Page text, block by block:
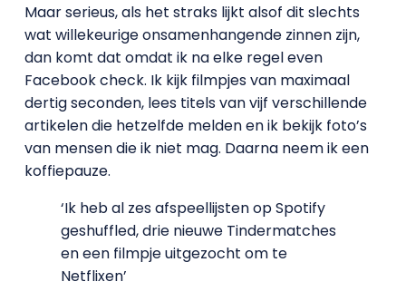
Maar serieus, als het straks lijkt alsof dit slechts
wat willekeurige onsamenhangende zinnen zijn,
dan komt dat omdat ik na elke regel even
Facebook check. Ik kijk filmpjes van maximaal
dertig seconden, lees titels van vijf verschillende
artikelen die hetzelfde melden en ik bekijk foto’s
van mensen die ik niet mag. Daarna neem ik een
koffiepauze.
‘Ik heb al zes afspeellijsten op Spotify
geshuffled, drie nieuwe Tindermatches
en een filmpje uitgezocht om te
Netflixen’